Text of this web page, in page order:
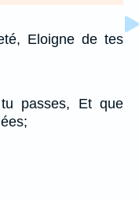
Eloigne de tes
passes, Et que